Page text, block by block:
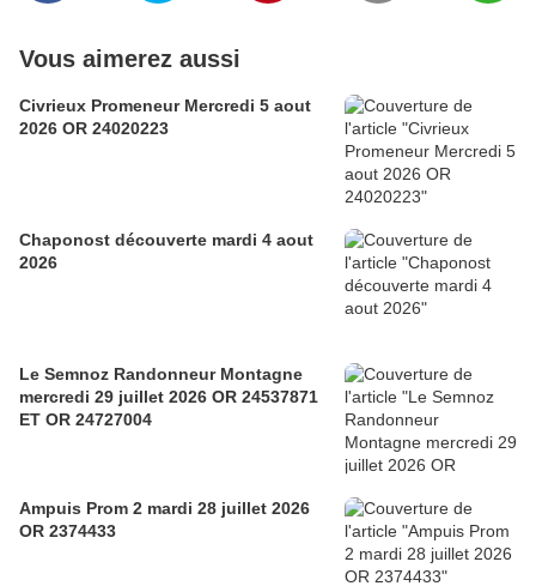
Vous aimerez aussi
Civrieux Promeneur Mercredi 5 aout
2026 OR 24020223
Chaponost découverte mardi 4 aout
2026
Le Semnoz Randonneur Montagne
mercredi 29 juillet 2026 OR 24537871
ET OR 24727004
Ampuis Prom 2 mardi 28 juillet 2026
OR 2374433